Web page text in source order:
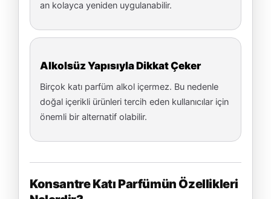
an kolayca yeniden uygulanabilir.
Alkolsüz Yapısıyla Dikkat Çeker
Birçok katı parfüm alkol içermez. Bu nedenle
doğal içerikli ürünleri tercih eden kullanıcılar için
önemli bir alternatif olabilir.
Konsantre Katı Parfümün Özellikleri